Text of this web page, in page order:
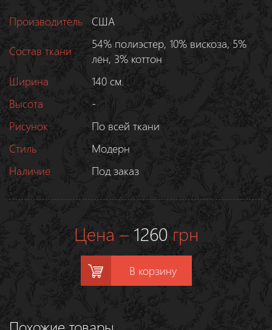
Производитель
США
Состав ткани
54% полиэстер, 10% вискоза, 5%
лён, 3% коттон
Ширина
140 см.
Высота
-
Рисунок
По всей ткани
Стиль
Модерн
Наличие
Под заказ
Цена – 1260грн
В корзину